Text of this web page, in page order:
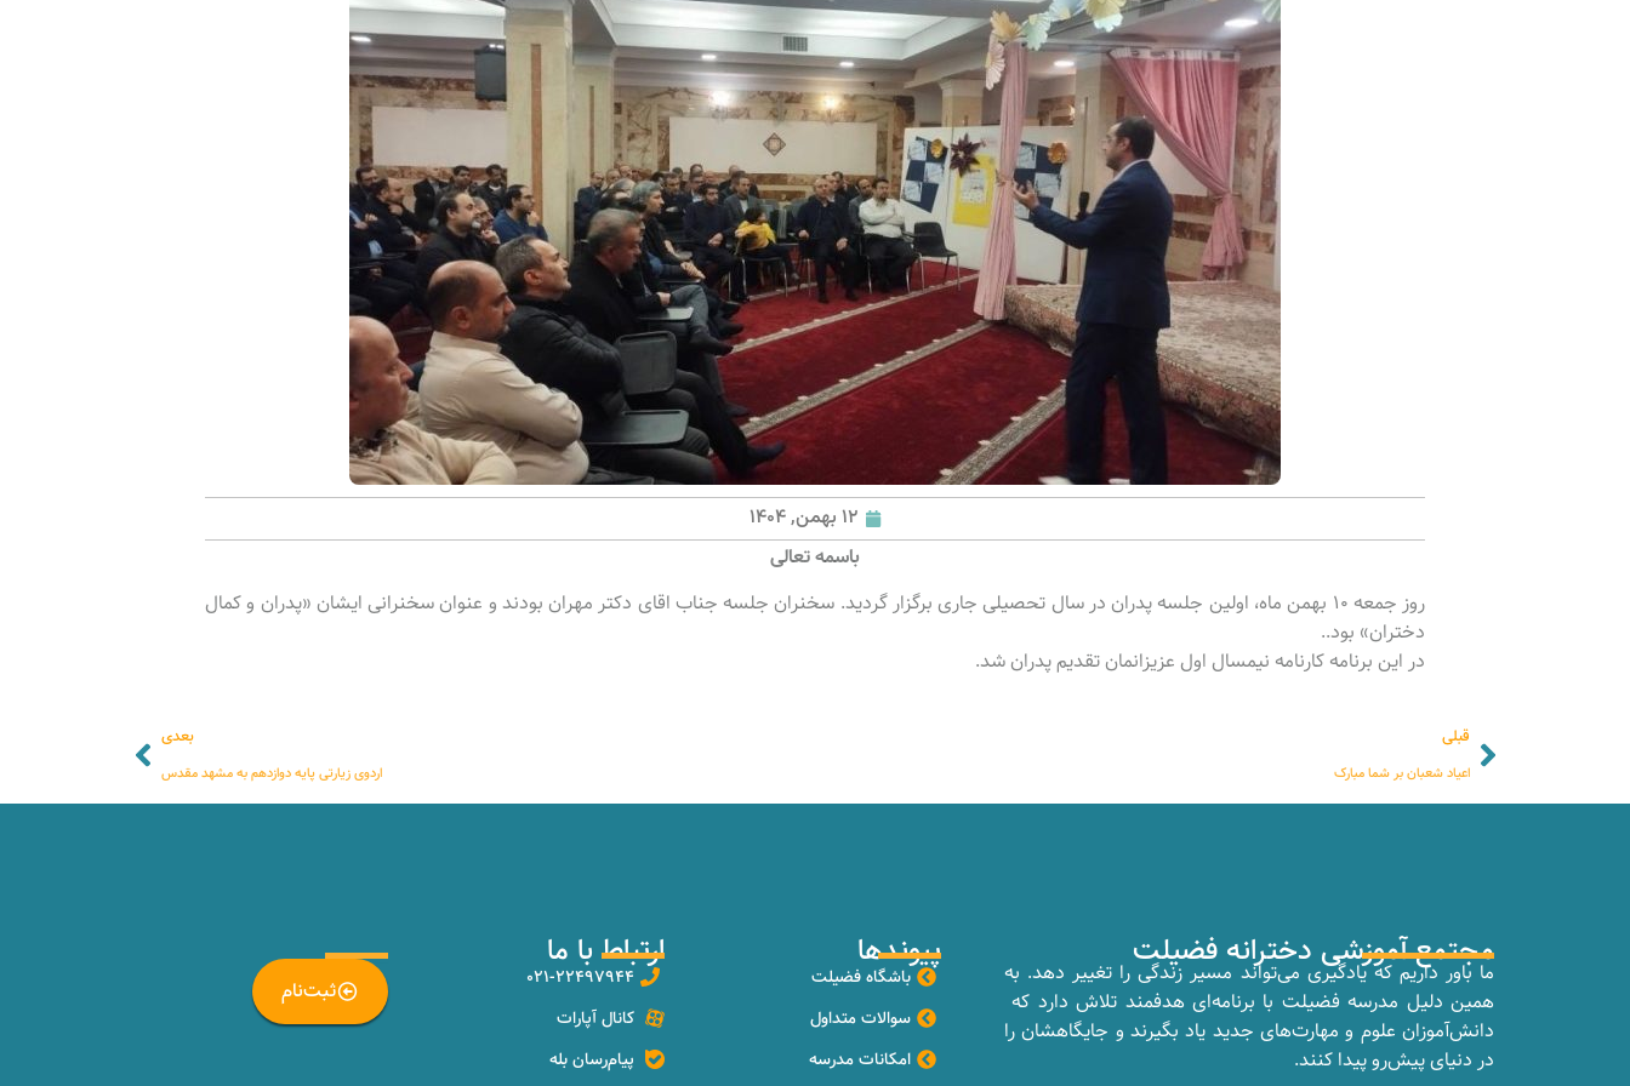
12 بهمن, 1404
باسمه تعالی
روز جمعه ۱۰ بهمن ماه،
اولین جلسه پدران در سال تحصیلی جاری برگزار گردید. سخنران جلسه جناب اقای دکتر مهران بودند و ️عنوان سخنرانی ایشان «پدران و کمال
دختران» بود..
در این برنامه کارنامه نیمسال اول عزیزانمان تقدیم پدران شد.
قبلی
اعیاد شعبان بر شما مبارک
بعدی
اردوی زیارتی پایه دوازدهم به مشهد مقدس
مجتمع آموزشی دخترانه فضیلت
ما باور داریم که یادگیری می‌تواند مسیر زندگی را تغییر دهد. به
همین دلیل مدرسه فضیلت با برنامه‌ای هدفمند تلاش دارد که
دانش‌آموزان علوم و مهارت‌های جدید یاد بگیرند و جایگاهشان را
در دنیای پیش‌رو پیدا کنند.
پیوندها
باشگاه فضیلت
سوالات متداول
امکانات مدرسه
ارتباط با ما
۰۲۱-۲۲۴۹۷۹۴۴
کانال آپارات
پیام‌رسان بله
_
ثبت‌نام